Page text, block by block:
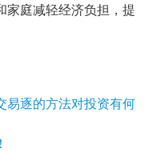
家庭减轻经济负担，提
易逐的方法对投资有何